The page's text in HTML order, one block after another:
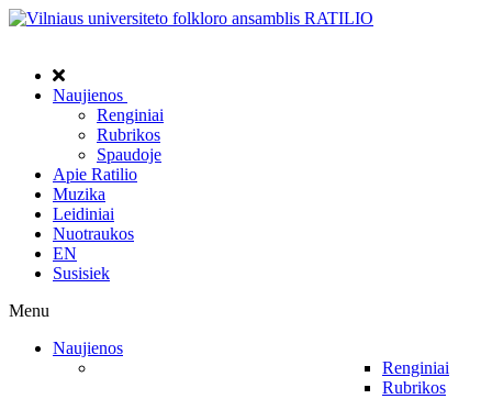
Naujienos
Renginiai
Rubrikos
Spaudoje
Apie Ratilio
Muzika
Leidiniai
Nuotraukos
EN
Susisiek
Menu
Naujienos
Renginiai
Rubrikos